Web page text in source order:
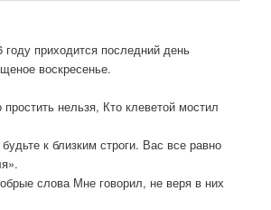
приходится последний день
воскресенье.
нельзя, Кто клеветой мостил
к близким строги. Вас все равно
слова Мне говорил, не веря в них